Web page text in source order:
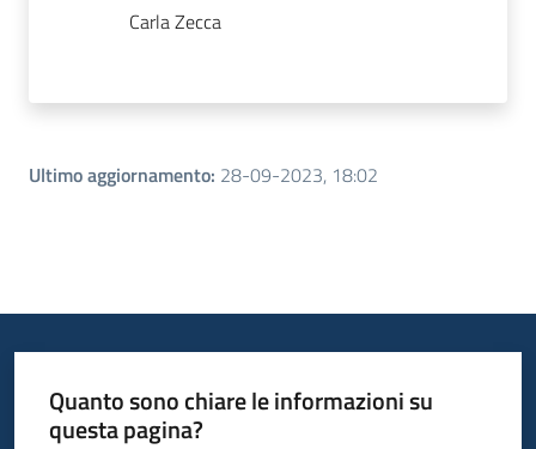
Carla Zecca
Ultimo aggiornamento: 28-09-2023, 18:02
Quanto sono chiare le informazioni su
questa pagina?